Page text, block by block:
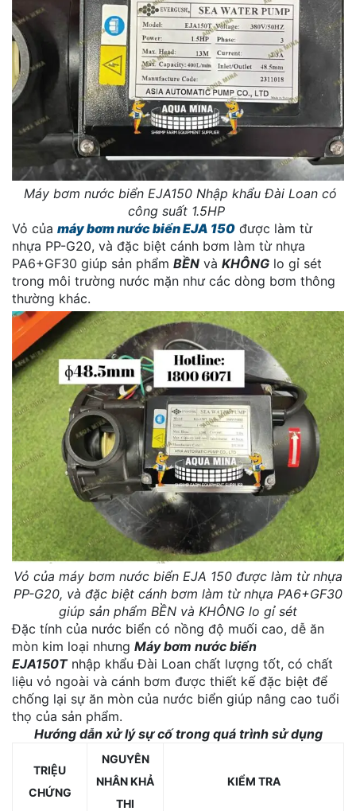
Máy bơm nước biển EJA150 Nhập khẩu Đài Loan có
công suất 1.5HP
Vỏ của máy bơm nước biển EJA 150 được làm từ
nhựa PP-G20, và đặc biệt cánh bơm làm từ nhựa
PA6+GF30 giúp sản phẩm BỀN và KHÔNG lo gỉ sét
trong môi trường nước mặn như các dòng bơm thông
thường khác.
Vỏ của máy bơm nước biển EJA 150 được làm từ nhựa
PP-G20, và đặc biệt cánh bơm làm từ nhựa PA6+GF30
giúp sản phẩm BỀN và KHÔNG lo gỉ sét
Đặc tính của nước biển có nồng độ muối cao, dễ ăn
mòn kim loại nhưng Máy bơm nước biển
EJA150Tnhập khẩu Đài Loan chất lượng tốt, có chất
liệu vỏ ngoài và cánh bơm được thiết kế đặc biệt để
chống lại sự ăn mòn của nước biển giúp nâng cao tuổi
thọ của sản phẩm.
Hướng dẫn xử lý sự cố trong quá trình sử dụng
TRIỆU
CHỨNG
NGUYÊN
NHÂN KHẢ
THI
KIỂM TRA